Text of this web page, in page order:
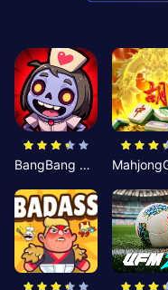
BangBang Zombies:Chiến Shelter